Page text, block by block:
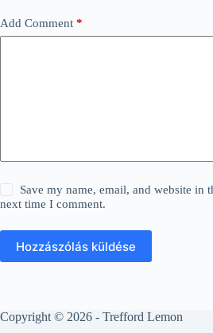
Add Comment *
Save my name, email, and website in
next time I comment.
Hozzászólás küldése
Copyright © 2026 - Trefford Lemon